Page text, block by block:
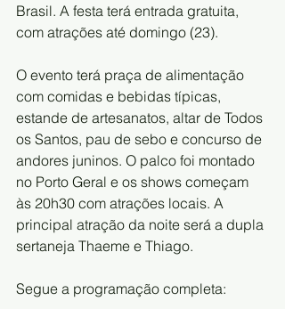
Brasil. A festa terá entrada gratuita,
com atrações até domingo (23).
O evento terá praça de alimentação
com comidas e bebidas típicas,
estande de artesanatos, altar de Todos
os Santos, pau de sebo e concurso de
andores juninos. O palco foi montado
no Porto Geral e os shows começam
às 20h30 com atrações locais. A
principal atração da noite será a dupla
sertaneja Thaeme e Thiago.
Segue a programação completa: